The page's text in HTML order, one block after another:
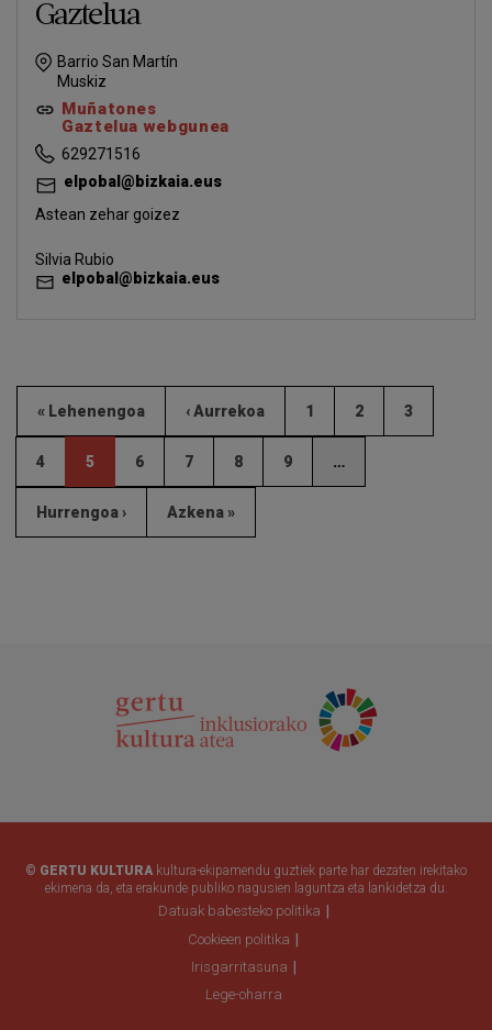
Gaztelua
Barrio San Martín
Muskiz
Muñatones
Gaztelua webgunea
629271516
elpobal@bizkaia.eus
Astean zehar goizez
Silvia Rubio
elpobal@bizkaia.eus
« Lehenengoa ‹ Aurrekoa 1 2 3
4 5 6 7 8 9 …
Hurrengoa › Azkena »
© GERTU KULTURA kultura-ekipamendu guztiek parte har dezaten irekitako
ekimena da, eta erakunde publiko nagusien laguntza eta lankidetza du.
Datuak babesteko politika
Cookieen politika
Irisgarritasuna
Lege-oharra